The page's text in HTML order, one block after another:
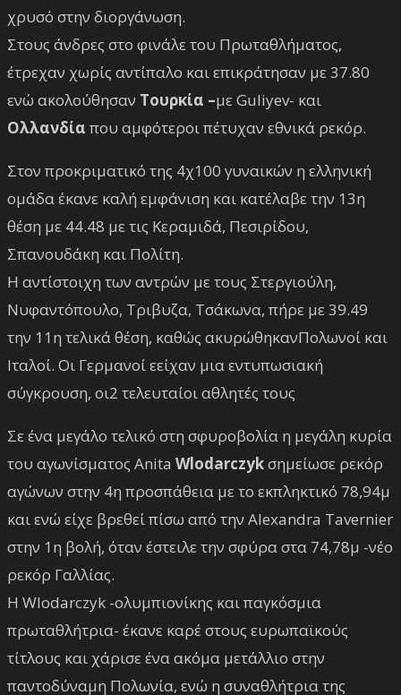
χρυσό στην διοργάνωση.
Στους άνδρες στο φινάλε του Πρωταθλήματος,
έτρεχαν χωρίς αντίπαλο και επικράτησαν με 37.80
ενώ ακολούθησαν Τουρκία –με Guliyev- και
Ολλανδία που αμφότεροι πέτυχαν εθνικά ρεκόρ.
Στον προκριματικό της 4χ100 γυναικών η ελληνική
ομάδα έκανε καλή εμφάνιση και κατέλαβε την 13η
θέση με 44.48 με τις Κεραμιδά, Πεσιρίδου,
Σπανουδάκη και Πολίτη.
Η αντίστοιχη των αντρών με τους Στεργιούλη,
Νυφαντόπουλο, Τριβυζα, Τσάκωνα, πήρε με 39.49
την 11η τελικά θέση, καθώς ακυρώθηκανΠολωνοί και
Ιταλοί. Οι Γερμανοί εείχαν μια εντυπωσιακή
σύγκρουση, οι2 τελευταίοι αθλητές τους
Σε ένα μεγάλο τελικό στη σφυροβολία η μεγάλη κυρία
του αγωνίσματος Anita Wlodarczykσημείωσε ρεκόρ
αγώνων στην 4η προσπάθεια με το εκπληκτικό 78,94μ
και ενώ είχε βρεθεί πίσω από την Alexandra Tavernier
στην 1η βολή, όταν έστειλε την σφύρα στα 74,78μ -νέο
ρεκόρ Γαλλίας.
Η Wlodarczyk -ολυμπιονίκης και παγκόσμια
πρωταθλήτρια- έκανε καρέ στους ευρωπαϊκούς
τίτλους και χάρισε ένα ακόμα μετάλλιο στην
παντοδύναμη Πολωνία, ενώ η συναθλήτρια της